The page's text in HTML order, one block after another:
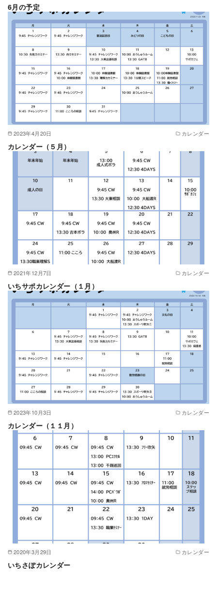
6月の予定
2023年4月20日 カレンダー
カレンダー（５月）
2021年12月7日 カレンダー
いちサポカレンダー（１月）
2023年10月3日 カレンダー
カレンダー（１１月）
2020年3月29日 カレンダー
いちさぽカレンダー